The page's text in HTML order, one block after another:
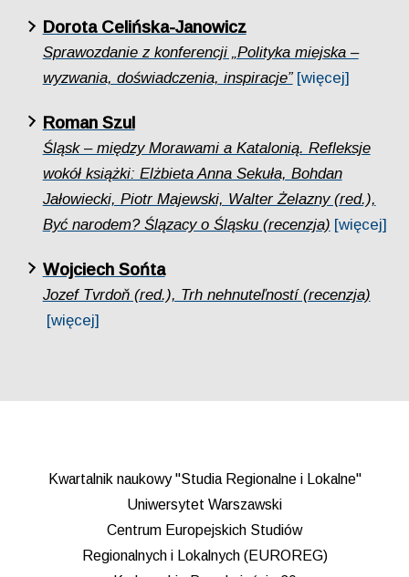
Dorota Celińska-Janowicz
Sprawozdanie z konferencji „Polityka miejska –
wyzwania, doświadczenia, inspiracje” [więcej]
Roman Szul
Śląsk – między Morawami a Katalonią. Refleksje
wokół książki: Elżbieta Anna Sekuła, Bohdan
Jałowiecki, Piotr Majewski, Walter Żelazny (red.),
Być narodem? Ślązacy o Śląsku (recenzja) [więcej]
Wojciech Sońta
Jozef Tvrdoň (red.), Trh nehnuteľností (recenzja)
[więcej]
Kwartalnik naukowy "Studia Regionalne i Lokalne"
Uniwersytet Warszawski
Centrum Europejskich Studiów
Regionalnych i Lokalnych (EUROREG)